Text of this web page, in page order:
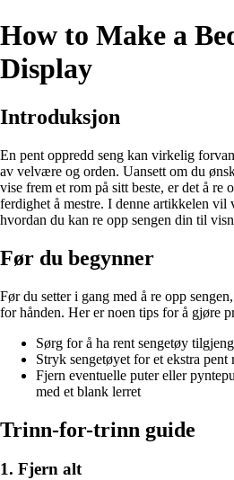
How to Make a
Display
Introduksjon
En pent oppredd seng kan virkelig
av velvære og orden. Uansett om du
vise frem et rom på sitt beste, er det å re
ferdighet å mestre. I denne artikkelen
hvordan du kan re opp sengen din til
Før du begynner
Før du setter i gang med å re opp
for hånden. Her er noen tips for å gjøre
Sørg for å ha rent sengetøy
Stryk sengetøyet for et ekstra pent
Fjern eventuelle puter eller
med et blank lerret
Trinn-for-trinn guide
1. Fjern alt